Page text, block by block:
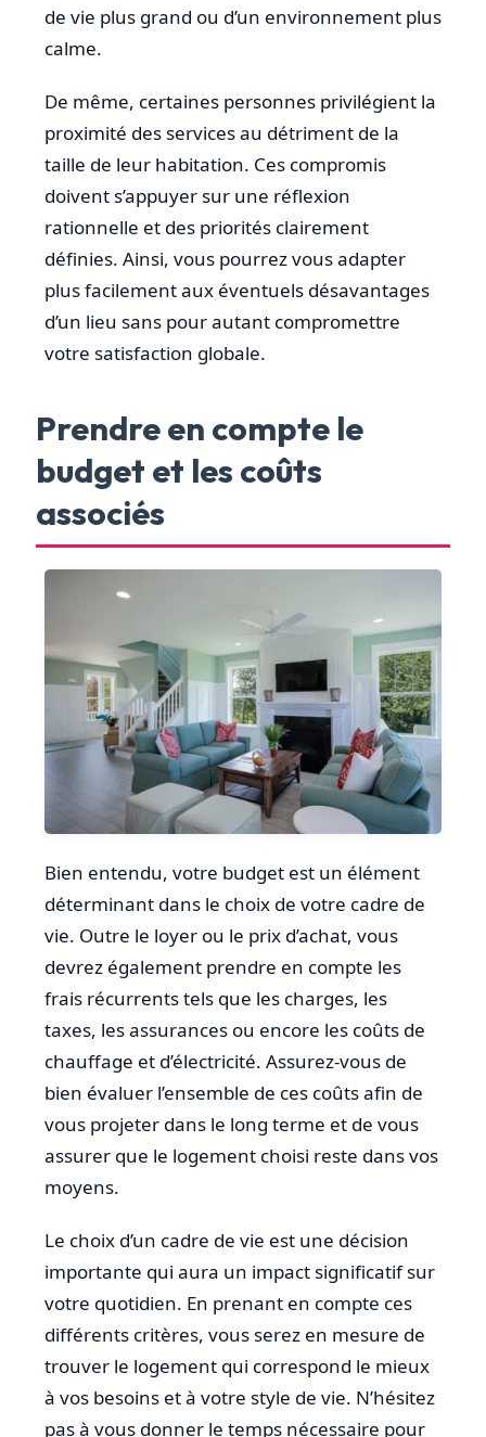
de vie plus grand ou d’un environnement plus
calme.
De même, certaines personnes privilégient la
proximité des services au détriment de la
taille de leur habitation. Ces compromis
doivent s’appuyer sur une réflexion
rationnelle et des priorités clairement
définies. Ainsi, vous pourrez vous adapter
plus facilement aux éventuels désavantages
d’un lieu sans pour autant compromettre
votre satisfaction globale.
Prendre en compte le
budget et les coûts
associés
Bien entendu, votre budget est un élément
déterminant dans le choix de votre cadre de
vie. Outre le loyer ou le prix d’achat, vous
devrez également prendre en compte les
frais récurrents tels que les charges, les
taxes, les assurances ou encore les coûts de
chauffage et d’électricité. Assurez-vous de
bien évaluer l’ensemble de ces coûts afin de
vous projeter dans le long terme et de vous
assurer que le logement choisi reste dans vos
moyens.
Le choix d’un cadre de vie est une décision
importante qui aura un impact significatif sur
votre quotidien. En prenant en compte ces
différents critères, vous serez en mesure de
trouver le logement qui correspond le mieux
à vos besoins et à votre style de vie. N’hésitez
pas à vous donner le temps nécessaire pour